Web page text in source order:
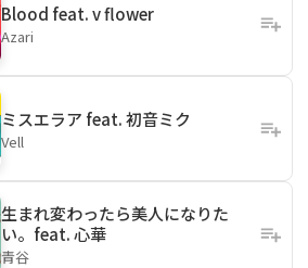
Blood feat. v flower
Azari
ミスエラア feat. 初音ミク
Vell
生まれ変わったら美人になりた
い。feat. 心華
青谷